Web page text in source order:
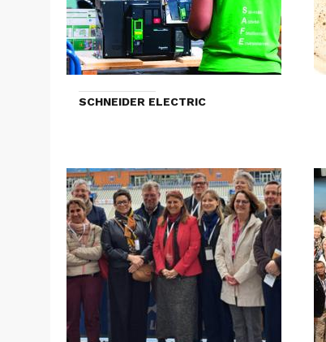
SCHNEIDER ELECTRIC